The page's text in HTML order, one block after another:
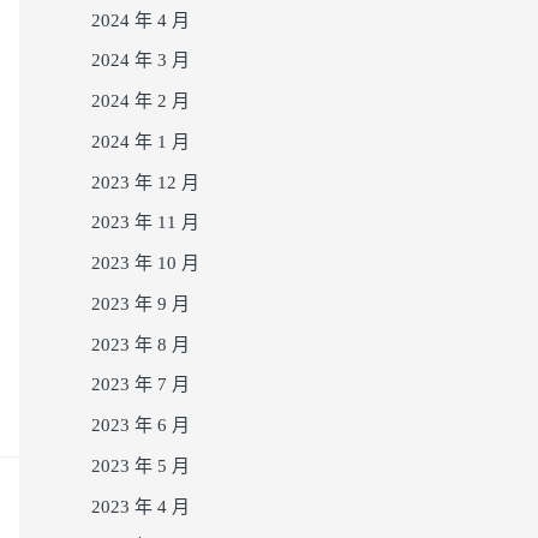
2024 年 4 月
2024 年 3 月
2024 年 2 月
2024 年 1 月
2023 年 12 月
2023 年 11 月
2023 年 10 月
2023 年 9 月
2023 年 8 月
2023 年 7 月
2023 年 6 月
2023 年 5 月
2023 年 4 月